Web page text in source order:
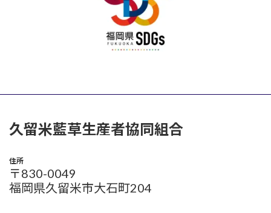
久留米藍草生産者協同組合
住所
〒830-0049
福岡県久留米市大石町204